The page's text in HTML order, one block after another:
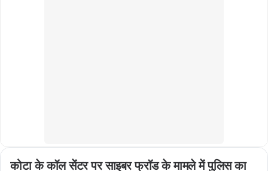
कोटा के कॉल सेंटर पर साइबर फ्रॉड के मामले में पुलिस का